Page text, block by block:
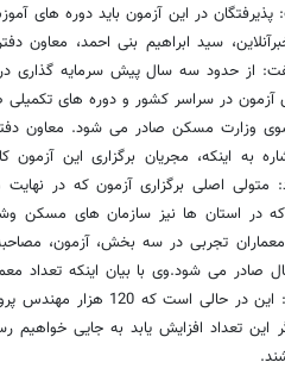
در این آزمون باید دوره های
سید ابراهیم بنی احمد، معاون
از حدود سه سال پیش سرمایه گذاری در
آزمون در سراسر کشور و دوره های
سوی وزارت مسکن صادر می شود. معاون
به اینکه، مجریان برگزاری این آزمون
اصلی برگزاری آزمون که در نهایت
استان ها نیز سازمان های مسکن
تجربی در سه بخش، آزمون،
صادر می شود.وی با بیان اینکه تعداد
حدود 15 هزار نفر هستند، گفت:
تعداد افزایش یابد به جایی خواهیم